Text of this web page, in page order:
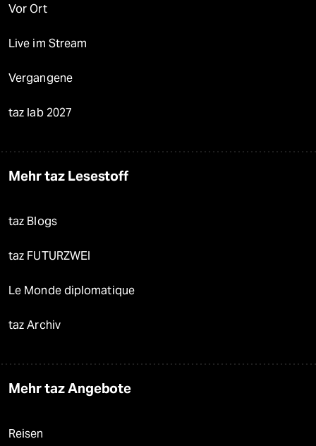
Vor Ort
Live im Stream
Vergangene
taz lab 2027
Mehr taz Lesestoff
taz Blogs
taz FUTURZWEI
Le Monde diplomatique
taz Archiv
Mehr taz Angebote
Reisen